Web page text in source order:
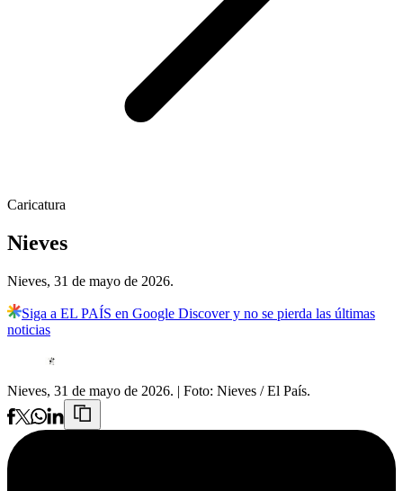
Caricatura
Nieves
Nieves, 31 de mayo de 2026.
Siga a EL PAÍS en Google Discover y no se pierda las últimas
noticias
Nieves, 31 de mayo de 2026. | Foto: Nieves / El País.